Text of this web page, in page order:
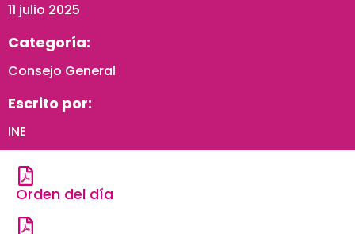
11 julio 2025
Categoría:
Consejo General
Escrito por:
INE
Orden del día